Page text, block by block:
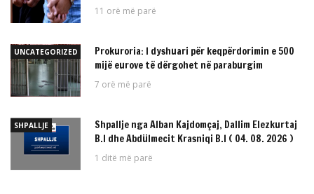
11 orë më parë
UNCATEGORIZED
Prokuroria: I dyshuari për keqpërdorimin e 500
mijë eurove të dërgohet në paraburgim
7 orë më parë
SHPALLJE
Shpallje nga Alban Kajdomçaj, Dallim Elezkurtaj
B.I dhe Abdülmecit Krasniqi B.I ( 04. 08. 2026 )
1 ditë më parë